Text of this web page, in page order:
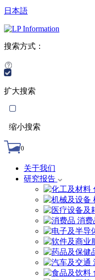
日本語
搜索方式：
扩大搜索
缩小搜索
0
关于我们
研究报告
消费